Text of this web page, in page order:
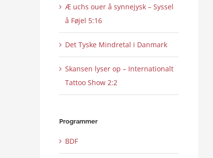
Æ uchs ouer å synnejysk – Syssel
å Føjel 5:16
Det Tyske Mindretal i Danmark
Skansen lyser op – Internationalt
Tattoo Show 2:2
Programmer
BDF